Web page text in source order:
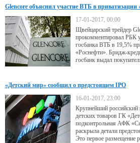
Glencore объяснил участие ВТБ в приватизации
17-01-2017, 00:00
Щвейцарский трейдер
прокомментировал РБК
госбанка ВТБ в 19,5%
«Роснефти». Бридж-
госбанк выдал
«Детский мир» сообщил о предстоящем IPO
16-01-2017, 23:00
Крупнейший российский
детских товаров ГК
подконтрольная АФК
раскрыла детали
Это первое размещение